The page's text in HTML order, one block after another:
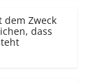
Zweck
dass